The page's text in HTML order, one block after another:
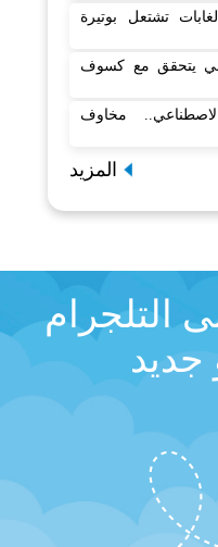
تشتعل بوتيرة
يتحقق مع كسوف
مخاوف
المزيد
التلجرام